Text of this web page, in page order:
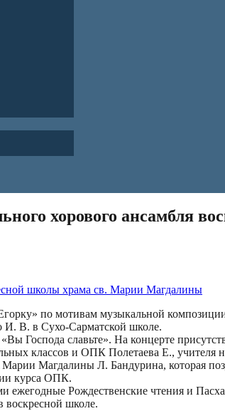
хорового ансамбля
по мотивам музыкальной
И. В. в Сухо-Сарматской школе.
Господа славьте». На концерте
классов и ОПК Полетаева Е., учителя
Магдалины Л. Бандурина, которая
курса ОПК.
ежегодные Рождественские чтения и
воскресной школе.